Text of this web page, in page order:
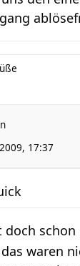
17:37
doch
waren